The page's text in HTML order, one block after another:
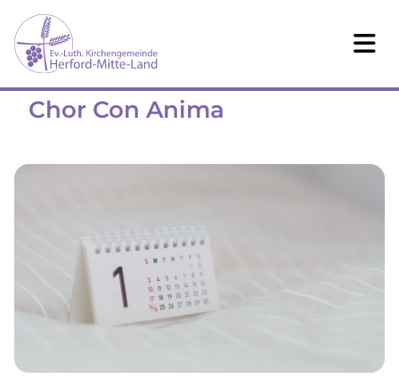
Chor Con Anima